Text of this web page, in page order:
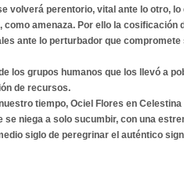
volverá perentorio, vital ante lo otro,
amenaza. Por ello la
ante lo perturbador que compromete
los grupos humanos que los llevó a
de recursos.
tiempo, Ociel Flores en Celestina
niega a solo sucumbir, con una
siglo de peregrinar el auténtico